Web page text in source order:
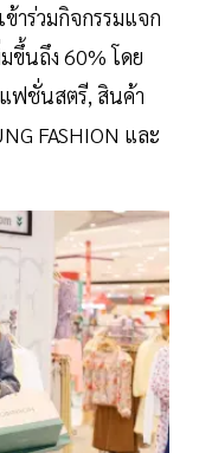
าร่วมกิจกรรมแจก
ขึ้นถึง 60% โดย
ฟชั่นสตรี, สินค้า
FASHION และ